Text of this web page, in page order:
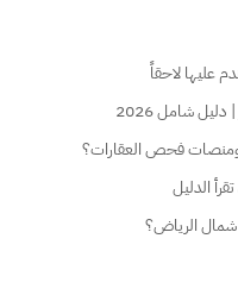
شامل 2026
ومنصات فحص العقارات؟
الدليل
شمال الرياض؟